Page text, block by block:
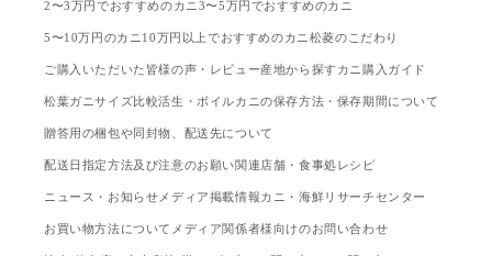
2〜3万円でおすすめのカニ 3〜5万円でおすすめのカニ
5〜10万円のカニ 10万円以上でおすすめのカニ 松菱のこだわり
ご購入いただいた皆様の声・レビュー産地から探すカニ購入ガイド
松葉ガニサイズ比較活生・ボイルカニの保存方法・保存期間について
贈答用の梱包や同封物、配送先について
配送日指定方法及び注意のお願い関連店舗・食事処レシピ
ニュース・お知らせ メディア掲載情報カニ・海鮮リサーチセンター
お買い物方法について メディア関係者様向けのお問い合わせ